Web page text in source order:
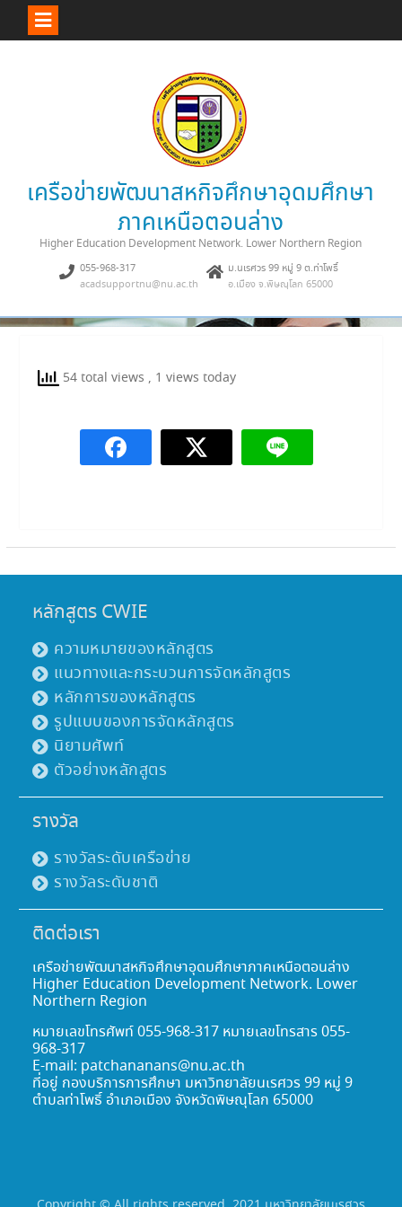
เครือข่ายพัฒนาสหกิจศึกษาอุดมศึกษา
ภาคเหนือตอนล่าง
Higher Education Development Network. Lower Northern Region
055-968-317
acadsupportnu@nu.ac.th
ม.นเรศวร 99 หมู่ 9 ต.ท่าโพธิ์
อ.เมือง จ.พิษณุโลก 65000
54 total views , 1 views today
หลักสูตร CWIE
ความหมายของหลักสูตร
แนวทางและกระบวนการจัดหลักสูตร
หลักการของหลักสูตร
รูปแบบของการจัดหลักสูตร
นิยามศัพท์
ตัวอย่างหลักสูตร
รางวัล
รางวัลระดับเครือข่าย
รางวัลระดับชาติ
ติดต่อเรา
เครือข่ายพัฒนาสหกิจศึกษาอุดมศึกษาภาคเหนือตอนล่าง
Higher Education Development Network. Lower
Northern Region
หมายเลขโทรศัพท์ 055-968-317 หมายเลขโทรสาร 055-
968-317
E-mail: patchananans@nu.ac.th
ที่อยู่ กองบริการการศึกษา มหาวิทยาลัยนเรศวร 99 หมู่ 9
ตำบลท่าโพธิ์ อำเภอเมือง จังหวัดพิษณุโลก 65000